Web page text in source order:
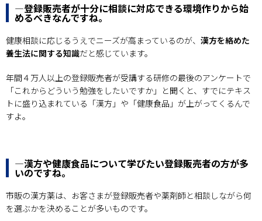
―登録販売者が十分に相談に対応できる環境作りから始
めるべきなんですね。
健康相談に応じるうえでニーズが高まっているのが、 漢方を絡めた
養生法に関する知識だと感じています。
年間４万人以上の登録販売者が受講する研修の最後のアンケートで
「これからどういう勉強をしたいですか」と聞くと、すでにテキス
トに盛り込まれている「漢方」や「健康食品」が上がってくるんで
すよ。
―漢方や健康食品について学びたい登録販売者の方が多
いのですね。
市販の漢方薬は、お客さまが登録販売者や薬剤師と相談しながら何
を選ぶかを決めることが多いものです。